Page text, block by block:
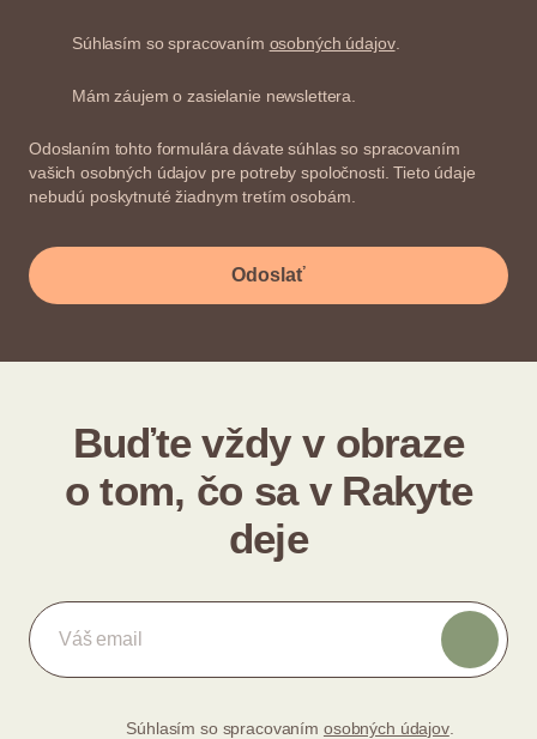
Súhlasím so spracovaním osobných údajov.
Mám záujem o zasielanie newslettera.
Odoslaním tohto formulára dávate súhlas so spracovaním
vašich osobných údajov pre potreby spoločnosti. Tieto údaje
nebudú poskytnuté žiadnym tretím osobám.
Odoslať
Buďte vždy v obraze
o tom, čo sa v Rakyte
deje
Súhlasím so spracovaním osobných údajov.